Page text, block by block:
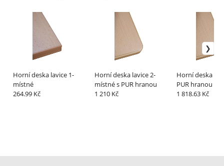
Horní deska lavice 1-
místné
264.99 Kč
Horní deska lavice 2-
místné s PUR hranou
1 210 Kč
Horní deska
PUR hranou
1 818.63 Kč